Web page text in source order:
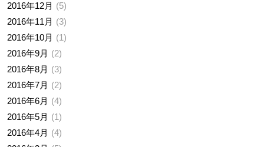
2016年12月
5
2016年11月
3
2016年10月
1
2016年9月
2
2016年8月
3
2016年7月
2
2016年6月
4
2016年5月
1
2016年4月
4